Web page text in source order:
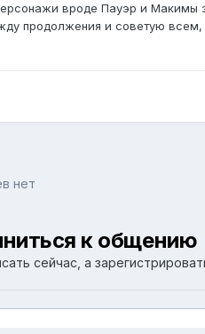
вроде Пауэр и Макимы
продолжения и советую всем,
нет
к общению
сейчас, а